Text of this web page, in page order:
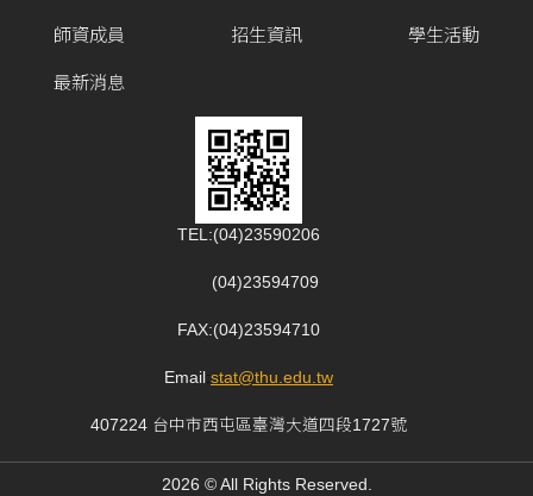
師資成員
最新消息
招生資訊 學生活動
TEL:(04)23590206
(04)23594709
FAX:(04)23594710
Email :stat@thu.edu.tw
407224 台中市西屯區臺灣大道四段1727號
2026 © All Rights Reserved.